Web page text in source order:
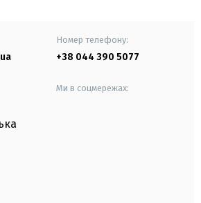
Номер телефону:
+38 044 390 5077
Ми в соцмережах: